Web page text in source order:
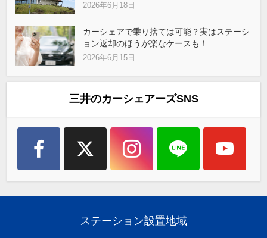
2026年6月18日
カーシェアで乗り捨ては可能？実はステーシ
ョン返却のほうが楽なケースも！
2026年6月15日
三井のカーシェアーズSNS
ステーション設置地域